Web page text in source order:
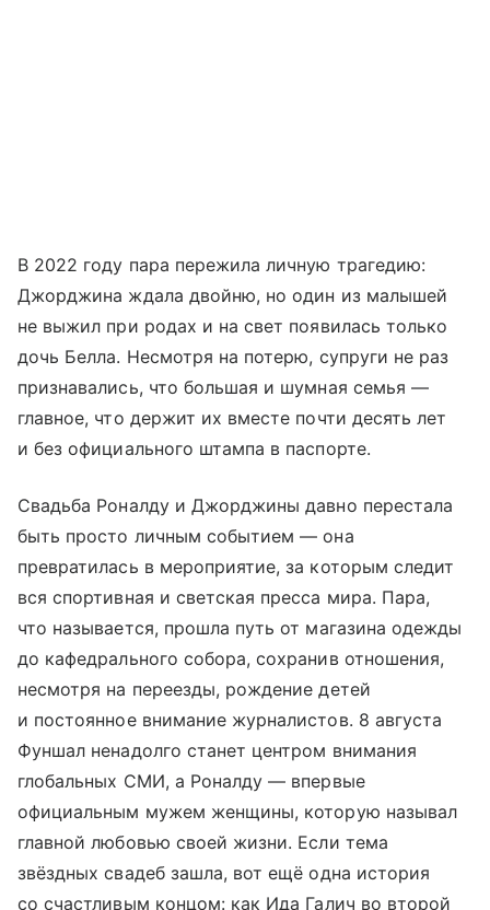
В 2022 году пара пережила личную трагедию:
Джорджина ждала двойню, но один из малышей
не выжил при родах и на свет появилась только
дочь Белла. Несмотря на потерю, супруги не раз
признавались, что большая и шумная семья —
главное, что держит их вместе почти десять лет
и без официального штампа в паспорте.
Свадьба Роналду и Джорджины давно перестала
быть просто личным событием — она
превратилась в мероприятие, за которым следит
вся спортивная и светская пресса мира. Пара,
что называется, прошла путь от магазина одежды
до кафедрального собора, сохранив отношения,
несмотря на переезды, рождение детей
и постоянное внимание журналистов. 8 августа
Фуншал ненадолго станет центром внимания
глобальных СМИ, а Роналду — впервые
официальным мужем женщины, которую называл
главной любовью своей жизни. Если тема
звёздных свадеб зашла, вот ещё одна история
со счастливым концом: как Ида Галич во второй